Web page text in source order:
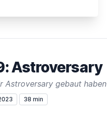
Astroversary
Astroversary gebaut haben
38 min